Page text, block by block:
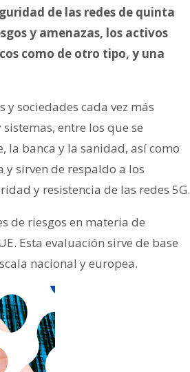
de las redes de quinta
y amenazas, los activos
como de otro tipo, y una
sociedades cada vez más
entre los que se
la banca y la sanidad, así como
sirven de respaldo a los
y resistencia de las redes 5G.
de riesgos en materia de
Esta evaluación sirve de base
nacional y europea.